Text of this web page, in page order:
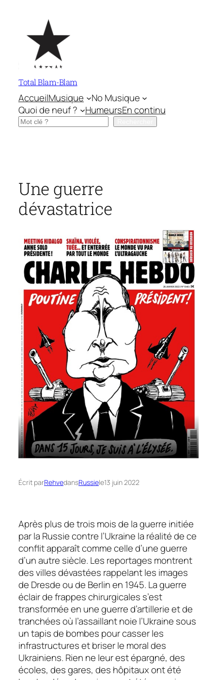
contenu
Total Blam-Blam
AccueilMusique
No Musique
Quoi de neuf ?
HumeursEn continu
Rechercher
Une guerre
dévastatrice
Écrit parRehvedansRussiele13 juin 2022
Après plus de trois mois de la guerre initiée
par la Russie contre l’Ukraine la réalité de ce
conflit apparaît comme celle d’une guerre
d’un autre siècle. Les reportages montrent
des villes dévastées rappelant les images
de Dresde ou de Berlin en 1945. La guerre
éclair de frappes chirurgicales s’est
transformée en une guerre d’artillerie et de
tranchées où l’assaillant noie l’Ukraine sous
un tapis de bombes pour casser les
infrastructures et briser le moral des
Ukrainiens. Rien ne leur est épargné, des
écoles, des gares, des hôpitaux ont été